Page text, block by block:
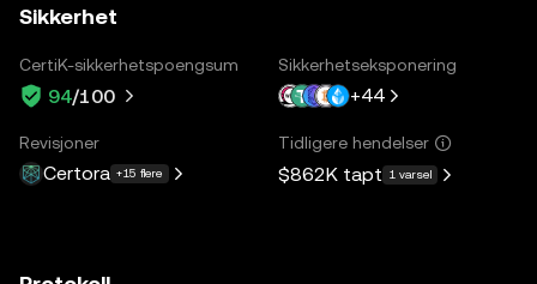
Sikkerhet
CertiK-sikkerhetspoengsum
94/100
Sikkerhetseksponering
+44
Revisjoner
Certora +15 flere
Tidligere hendelser
$862K tapt 1 varsel